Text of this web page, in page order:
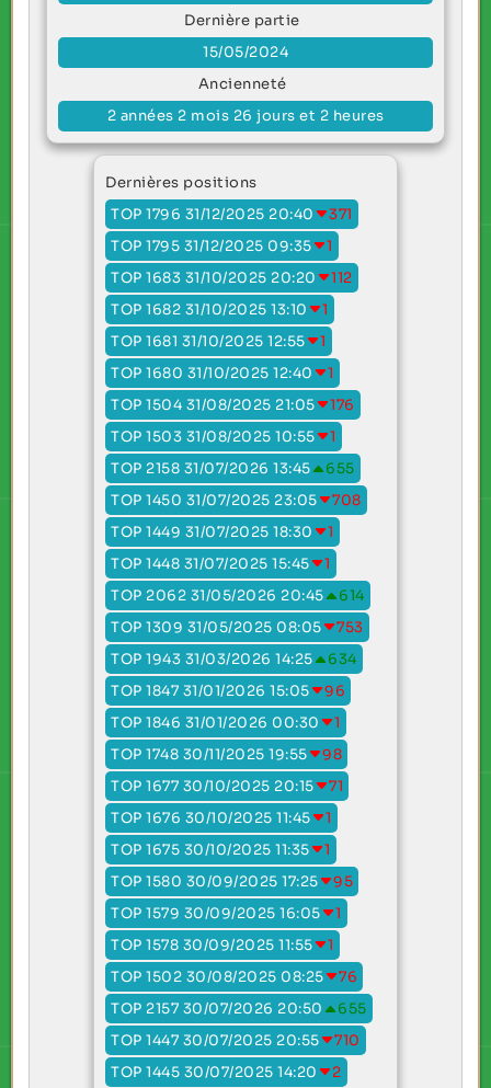
Dernière partie
15/05/2024
Ancienneté
2 années 2 mois 26 jours et 2 heures
Dernières positions
TOP 1796 31/12/2025 20:40
371
TOP 1795 31/12/2025 09:35
1
TOP 1683 31/10/2025 20:20
112
TOP 1682 31/10/2025 13:10
1
TOP 1681 31/10/2025 12:55
1
TOP 1680 31/10/2025 12:40
1
TOP 1504 31/08/2025 21:05
176
TOP 1503 31/08/2025 10:55
1
TOP 2158 31/07/2026 13:45
655
TOP 1450 31/07/2025 23:05
708
TOP 1449 31/07/2025 18:30
1
TOP 1448 31/07/2025 15:45
1
TOP 2062 31/05/2026 20:45
614
TOP 1309 31/05/2025 08:05
753
TOP 1943 31/03/2026 14:25
634
TOP 1847 31/01/2026 15:05
96
TOP 1846 31/01/2026 00:30
1
TOP 1748 30/11/2025 19:55
98
TOP 1677 30/10/2025 20:15
71
TOP 1676 30/10/2025 11:45
1
TOP 1675 30/10/2025 11:35
1
TOP 1580 30/09/2025 17:25
95
TOP 1579 30/09/2025 16:05
1
TOP 1578 30/09/2025 11:55
1
TOP 1502 30/08/2025 08:25
76
TOP 2157 30/07/2026 20:50
655
TOP 1447 30/07/2025 20:55
710
TOP 1445 30/07/2025 14:20
2